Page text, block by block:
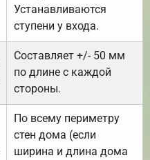
Устанавливаются
ступени у входа.
Составляет +/- 50 мм
по длине с каждой
стороны.
По всему периметру
стен дома (если
ширина и длина дома